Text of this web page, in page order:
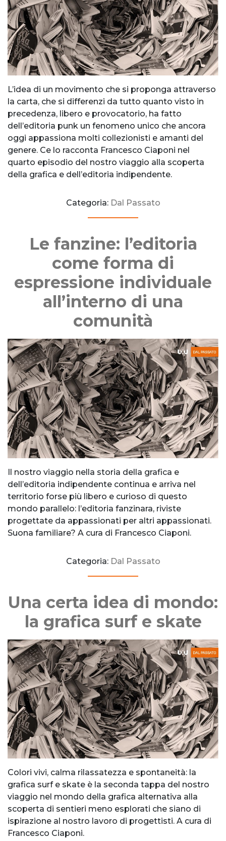
L’idea di un movimento che si proponga attraverso
la carta, che si differenzi da tutto quanto visto in
precedenza, libero e provocatorio, ha fatto
dell’editoria punk un fenomeno unico che ancora
oggi appassiona molti collezionisti e amanti del
genere. Ce lo racconta Francesco Ciaponi nel
quarto episodio del nostro viaggio alla scoperta
della grafica e dell’editoria indipendente.
Categoria: Dal Passato
Le fanzine: l’editoria
come forma di
espressione individuale
all’interno di una
comunità
Il nostro viaggio nella storia della grafica e
dell’editoria indipendente continua e arriva nel
territorio forse più libero e curioso di questo
mondo parallelo: l’editoria fanzinara, riviste
progettate da appassionati per altri appassionati.
Suona familiare? A cura di Francesco Ciaponi.
Categoria: Dal Passato
Una certa idea di mondo:
la grafica surf e skate
Colori vivi, calma rilassatezza e spontaneità: la
grafica surf e skate è la seconda tappa del nostro
viaggio nel mondo della grafica alternativa alla
scoperta di sentieri meno esplorati che siano di
ispirazione al nostro lavoro di progettisti. A cura di
Francesco Ciaponi.